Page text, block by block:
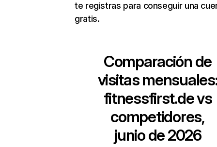
te registras para conseguir una
gratis.
Comparación de
visitas
fitnessfirst.devs
competidores,
junio de 2026